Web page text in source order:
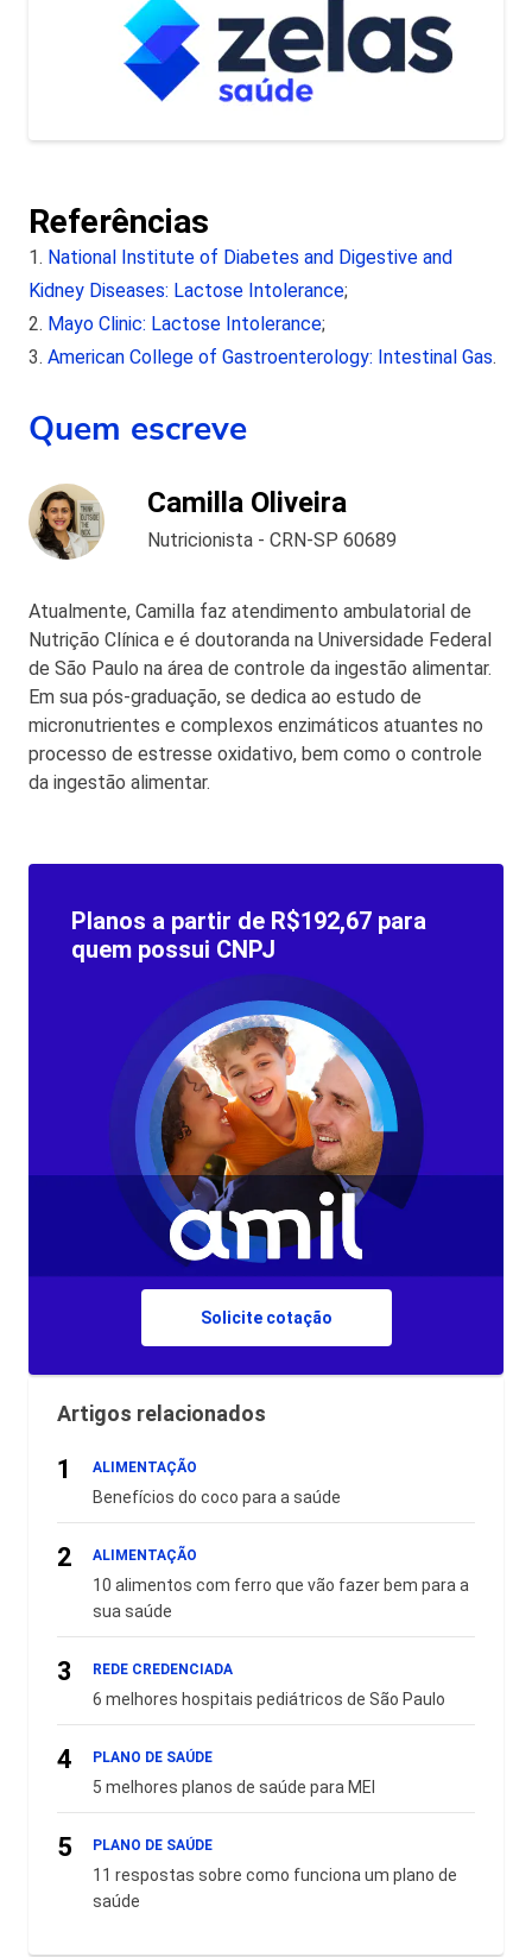
Referências
National Institute of Diabetes and Digestive and
Kidney Diseases: Lactose Intolerance;
Mayo Clinic: Lactose Intolerance;
American College of Gastroenterology: Intestinal Gas.
Quem escreve
Camilla Oliveira
Nutricionista - CRN-SP 60689
Atualmente, Camilla faz atendimento ambulatorial de
Nutrição Clínica e é doutoranda na Universidade Federal
de São Paulo na área de controle da ingestão alimentar.
Em sua pós-graduação, se dedica ao estudo de
micronutrientes e complexos enzimáticos atuantes no
processo de estresse oxidativo, bem como o controle
da ingestão alimentar.
Planos a partir de R$192,67 para
quem possui CNPJ
Solicite cotação
Artigos relacionados
1 ALIMENTAÇÃO
Benefícios do coco para a saúde
2 ALIMENTAÇÃO
10 alimentos com ferro que vão fazer bem para a
sua saúde
3 REDE CREDENCIADA
6 melhores hospitais pediátricos de São Paulo
4 PLANO DE SAÚDE
5 melhores planos de saúde para MEI
5 PLANO DE SAÚDE
11 respostas sobre como funciona um plano de
saúde